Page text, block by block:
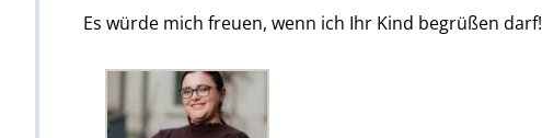
Es würde mich freuen, wenn ich Ihr Kind begrüßen darf!